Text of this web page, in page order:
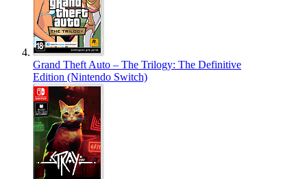
Grand Theft Auto – The Trilogy: The Definitive
Edition (Nintendo Switch)